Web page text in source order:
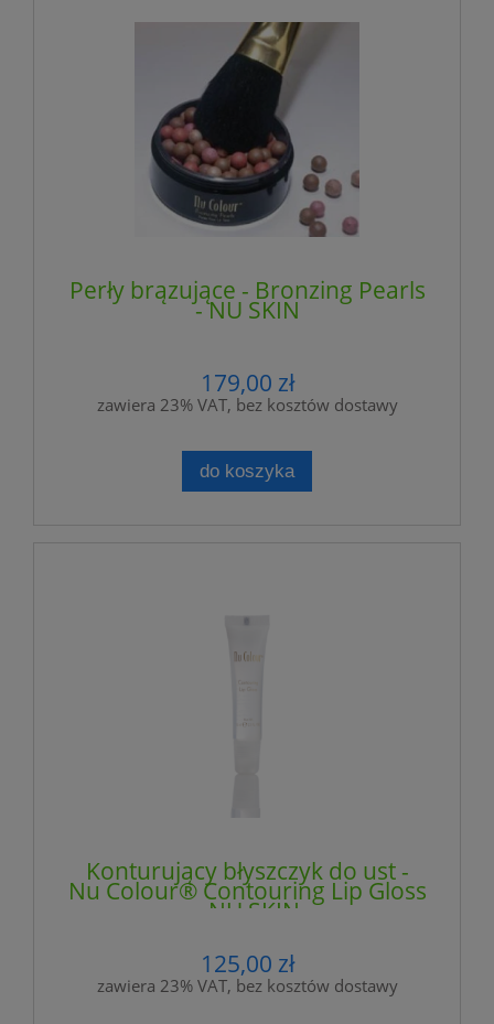
Perły brązujące - Bronzing Pearls
- NU SKIN
179,00 zł
zawiera 23% VAT, bez kosztów dostawy
do koszyka
Konturujący błyszczyk do ust -
Nu Colour® Contouring Lip Gloss
- NU SKIN
125,00 zł
zawiera 23% VAT, bez kosztów dostawy